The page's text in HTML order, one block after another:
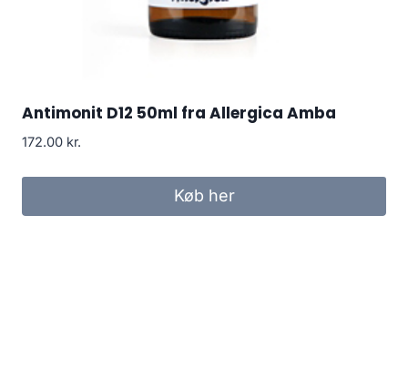
Antimonit D12 50ml fra Allergica Amba
172.00 kr.
Køb her